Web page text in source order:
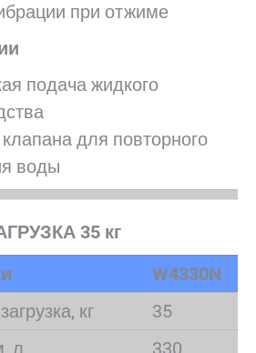
при отжиме
подача жидкого
для повторного
воды
35 кг
W4330N
кг
35
л
330